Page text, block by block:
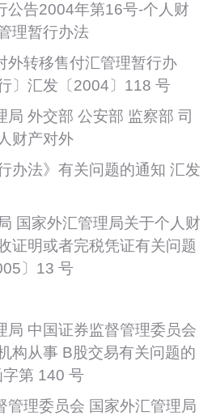
公告2004年第16号-个人财
理暂行办法
外转移售付汇管理暂行办
〕汇发〔2004〕118 号
局 外交部 公安部 监察部 司
财产对外
办法》有关问题的通知 汇发
国家外汇管理局关于个人财
证明或者完税凭证有关问题
〕13 号
局 中国证券监督管理委员会
构从事 B股交易有关问题的
第 140 号
管理委员会 国家外汇管理局